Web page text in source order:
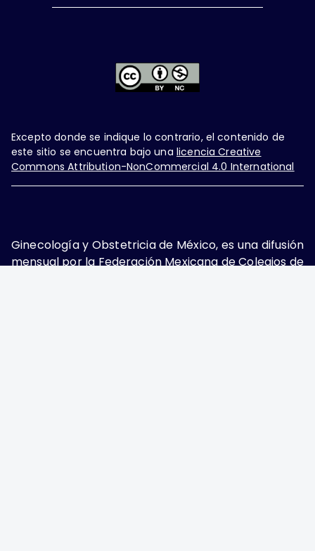
Excepto donde se indique lo contrario, el contenido de
este sitio se encuentra bajo una licencia Creative
Commons Attribution-NonCommercial 4.0 International
Ginecología y Obstetricia de México, es una difusión
mensual por la Federación Mexicana de Colegios de